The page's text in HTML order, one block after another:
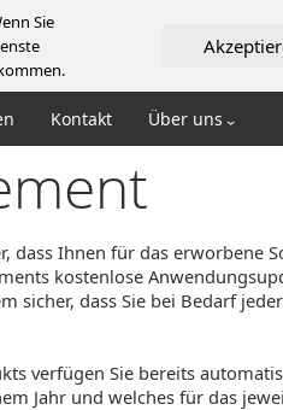
Sie
Kontakt Über uns
dass Ihnen für das erworbene
kostenlose
sicher, dass Sie bei Bedarf
verfügen Sie bereits
Jahr und welches für das